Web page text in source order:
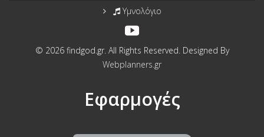
Υμνολόγιο
© 2026 findgod.gr. All Rights Reserved. Designed By
Webplanners.gr
Εφαρμογές